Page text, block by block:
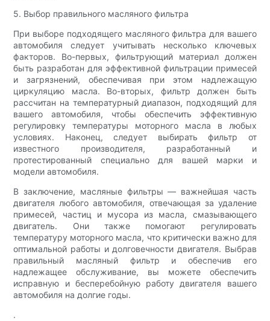
5. Выбор правильного масляного фильтра
При выборе подходящего масляного фильтра для вашего
автомобиля следует учитывать несколько ключевых
факторов. Во-первых, фильтрующий материал должен
быть разработан для эффективной фильтрации примесей
и загрязнений, обеспечивая при этом надлежащую
циркуляцию масла. Во-вторых, фильтр должен быть
рассчитан на температурный диапазон, подходящий для
вашего автомобиля, чтобы обеспечить эффективную
регулировку температуры моторного масла в любых
условиях. Наконец, следует выбирать фильтр от
известного производителя, разработанный и
протестированный специально для вашей марки и
модели автомобиля.
В заключение, масляные фильтры — важнейшая часть
двигателя любого автомобиля, отвечающая за удаление
примесей, частиц и мусора из масла, смазывающего
двигатель. Они также помогают регулировать
температуру моторного масла, что критически важно для
оптимальной работы и долговечности двигателя. Выбрав
правильный масляный фильтр и обеспечив его
надлежащее обслуживание, вы можете обеспечить
исправную и бесперебойную работу двигателя вашего
автомобиля на долгие годы.
.